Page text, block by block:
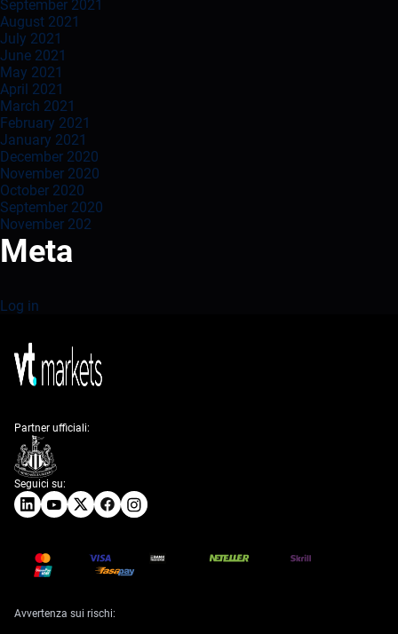
September 2021
August 2021
July 2021
June 2021
May 2021
April 2021
March 2021
February 2021
January 2021
December 2020
November 2020
October 2020
September 2020
November 202
Meta
Log in
Seguici su:
Partner ufficiali:
Avvertenza sui rischi: